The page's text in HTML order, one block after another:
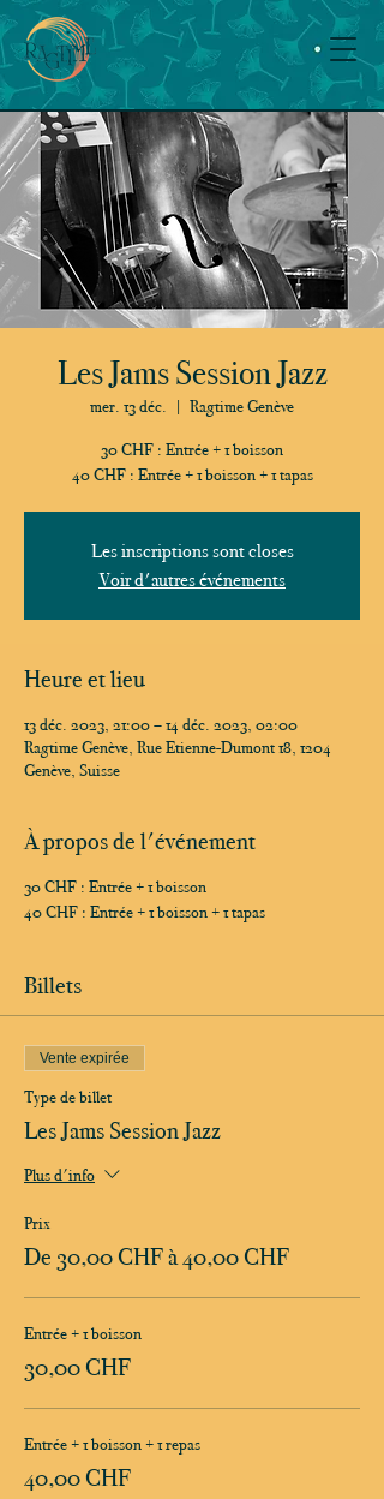
Les Jams Session Jazz
mer. 13 déc.
  |
Ragtime Genève
30 CHF : Entrée + 1 boisson
40 CHF : Entrée + 1 boisson + 1 tapas
Les inscriptions sont closes
Voir d'autres événements
Heure et lieu
13 déc. 2023, 21:00 – 14 déc. 2023, 02:00
Ragtime Genève, Rue Etienne-Dumont 18, 1204
Genève, Suisse
À propos de l'événement
30 CHF : Entrée + 1 boisson
40 CHF : Entrée + 1 boisson + 1 tapas
Billets
Vente expirée
Type de billet
Les Jams Session Jazz
Plus d'info
Prix
De 30,00 CHF à 40,00 CHF
Entrée + 1 boisson
30,00 CHF
Entrée + 1 boisson + 1 repas
40,00 CHF